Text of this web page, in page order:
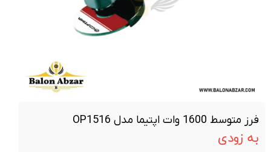
فرز متوسط 1600 وات اپتیما مدل OP1516
به زودی